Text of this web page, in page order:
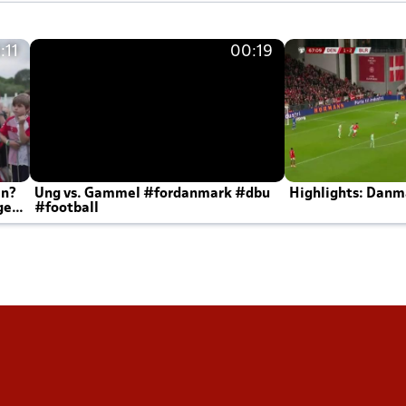
00:19
Ung vs. Gammel #fordanmark #dbu
#football
Highlights: